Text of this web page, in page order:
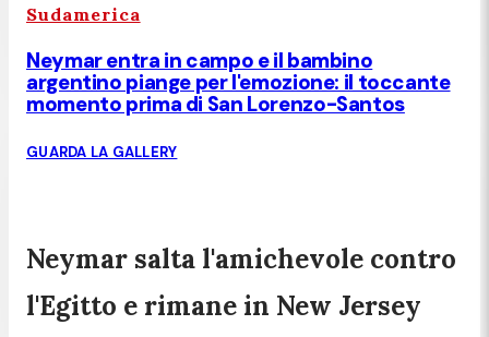
Sudamerica
Neymar entra in campo e il bambino
argentino piange per l'emozione: il toccante
momento prima di San Lorenzo-Santos
GUARDA LA GALLERY
Neymar salta l'amichevole contro
l'Egitto e rimane in New Jersey